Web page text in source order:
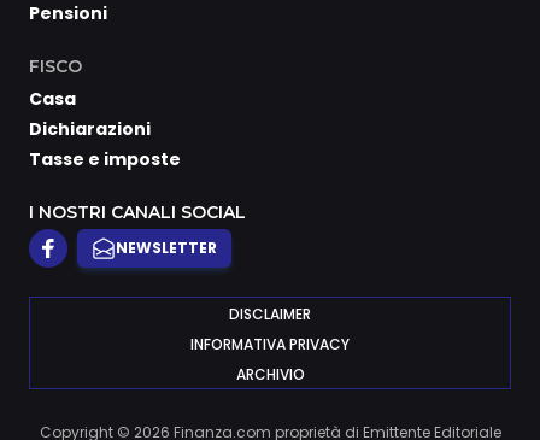
Pensioni
FISCO
Casa
Dichiarazioni
Tasse e imposte
I NOSTRI CANALI SOCIAL
NEWSLETTER
DISCLAIMER
INFORMATIVA PRIVACY
ARCHIVIO
Copyright © 2026 Finanza.com proprietà di Emittente Editoriale